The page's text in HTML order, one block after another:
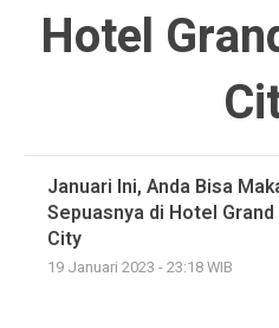
Hotel
Januari Ini, Anda Bisa
Sepuasnya di Hotel Grand
City
19 Januari 2023 - 23:18 WIB